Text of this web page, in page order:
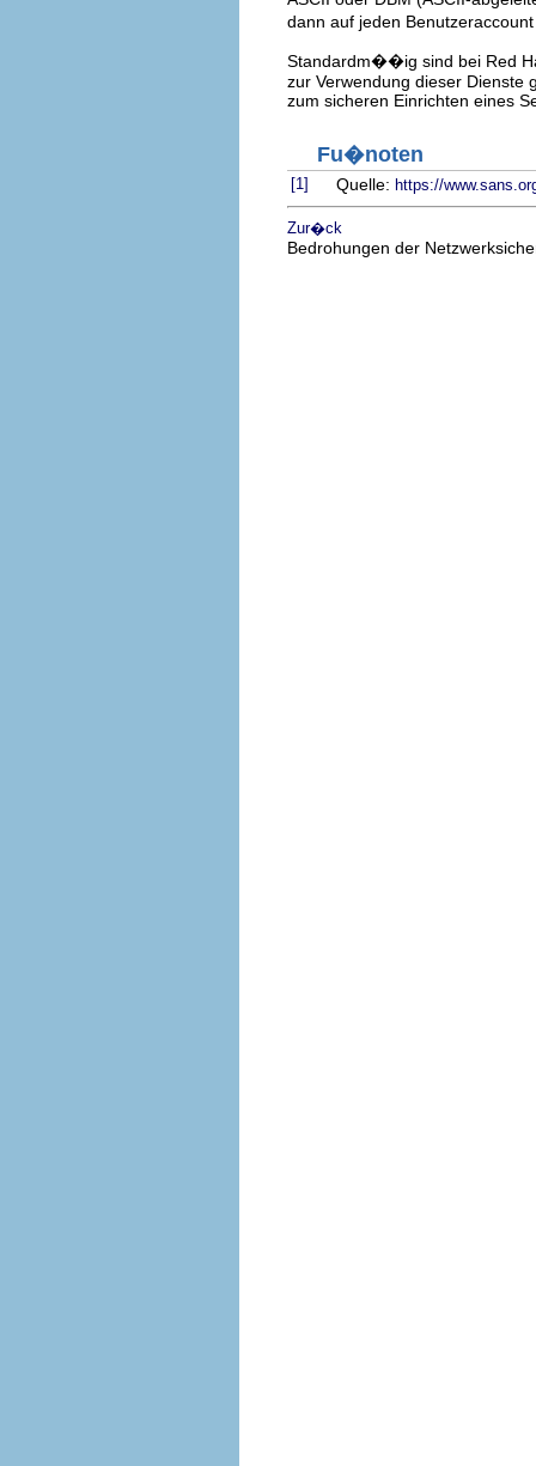
dann auf jeden
Standardm��ig sind bei Red
zur Verwendung dieser Dienste
zum sicheren Einrichten eines
Fu�noten
[1] Quelle: https://
Zur�ck
Bedrohungen der